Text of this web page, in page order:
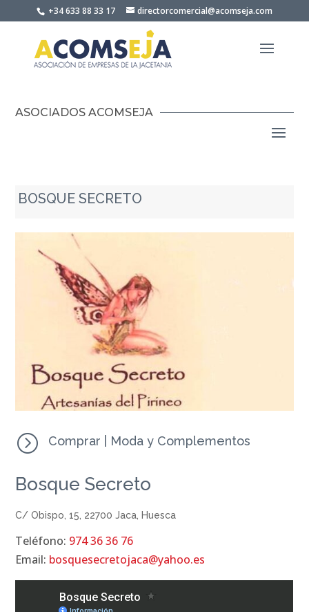
to
+34 633 88 33 17 directorcomercial@acomseja.com
ASOCIADOS ACOMSEJA
BOSQUE SECRETO
= Comprar Moda y Complementos
Bosque Secreto
C/ Obispo, 15, 22700 Jaca, Huesca
Teléfono: 974 36 36 76
Email: bosquesecretojaca@yahoo.es